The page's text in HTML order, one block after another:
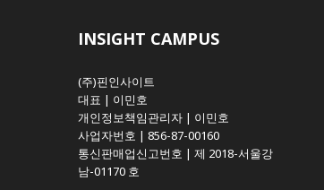
INSIGHT CAMPUS
(주)핀인사이트
대표 | 이민호
개인정보책임관리자 | 이민호
사업자번호 | 856-87-00160
통신판매업신고번호 | 제 2018-서울강
남-01170 호